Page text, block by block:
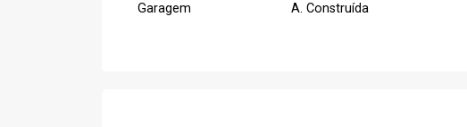
Garagem A. Construída